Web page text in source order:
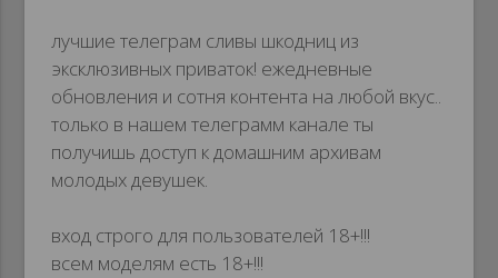
лучшие телеграм сливы шкодниц из
эксклюзивных приваток! ежедневные
обновления и сотня контента на любой вкус..
только в нашем телеграмм канале ты
получишь доступ к домашним архивам
молодых девушек.
вход строго для пользователей 18+!!!
всем моделям есть 18+!!!